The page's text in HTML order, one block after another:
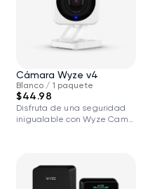
Cámara Wyze v4
Blanco / 1 paquete
$44.98
Disfruta de una seguridad
inigualable con Wyze Cam